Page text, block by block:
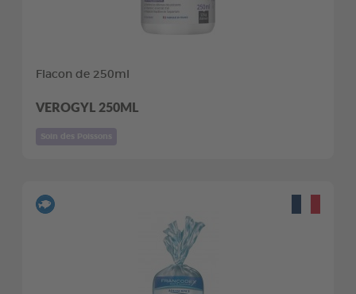
Flacon de 250ml
VEROGYL 250ML